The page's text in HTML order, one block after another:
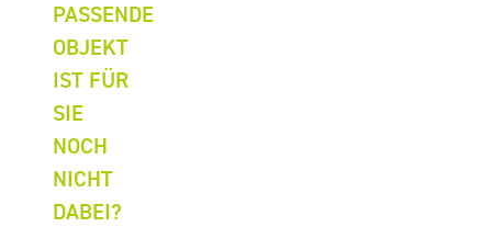
PASSENDE
OBJEKT
IST FÜR
SIE
NOCH
NICHT
DABEI?